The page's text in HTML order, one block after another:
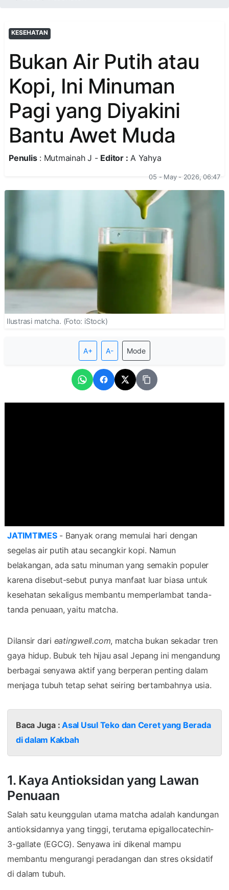
KESEHATAN
Bukan Air Putih atau
Kopi, Ini Minuman
Pagi yang Diyakini
Bantu Awet Muda
Penulis: Mutmainah J - Editor : A Yahya
05 - May - 2026, 06:47
Ilustrasi matcha. (Foto: iStock)
A+ A- Mode
JATIMTIMES- Banyak orang memulai hari dengan
segelas air putih atau secangkir kopi. Namun
belakangan, ada satu minuman yang semakin populer
karena disebut-sebut punya manfaat luar biasa untuk
kesehatan sekaligus membantu memperlambat tanda-
tanda penuaan, yaitu matcha.
Dilansir dari eatingwell.com, matcha bukan sekadar tren
gaya hidup. Bubuk teh hijau asal Jepang ini mengandung
berbagai senyawa aktif yang berperan penting dalam
menjaga tubuh tetap sehat seiring bertambahnya usia.
Baca Juga :Asal Usul Teko dan Ceret yang Berada
di dalam Kakbah
1. Kaya Antioksidan yang Lawan
Penuaan
Salah satu keunggulan utama matcha adalah kandungan
antioksidannya yang tinggi, terutama epigallocatechin-
3-gallate (EGCG). Senyawa ini dikenal mampu
membantu mengurangi peradangan dan stres oksidatif
di dalam tubuh.